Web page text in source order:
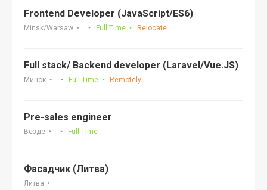
Frontend Developer (JavaScript/ES6)
Minsk/Warsaw Full Time Relocate
Full stack/ Backend developer (Laravel/Vue.JS)
Минск Full Time Remotely
Pre-sales engineer
Везде Full Time
Фасадчик (Литва)
Литва